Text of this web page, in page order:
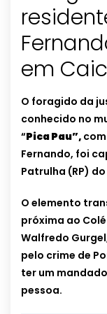
em
O foragido da
conhecido no
“Pica Pau”,
Fernando, foi
Patrulha (RP) do
O elemento
próxima ao
Walfredo
pelo crime de
ter um
pessoa.